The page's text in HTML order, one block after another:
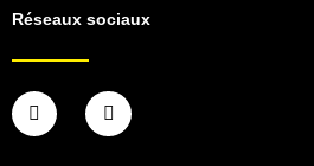
Réseaux sociaux
F
a
c
I
n
s